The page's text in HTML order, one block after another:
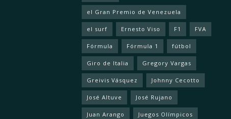
el Gran Premio de Venezuela
el surf Ernesto Viso F1 FVA
Fórmula Fórmula 1 fútbol
Giro de Italia Gregory Vargas
Greivis Vásquez Johnny Cecotto
José Altuve José Rujano
Juan Arango Juegos Olímpicos